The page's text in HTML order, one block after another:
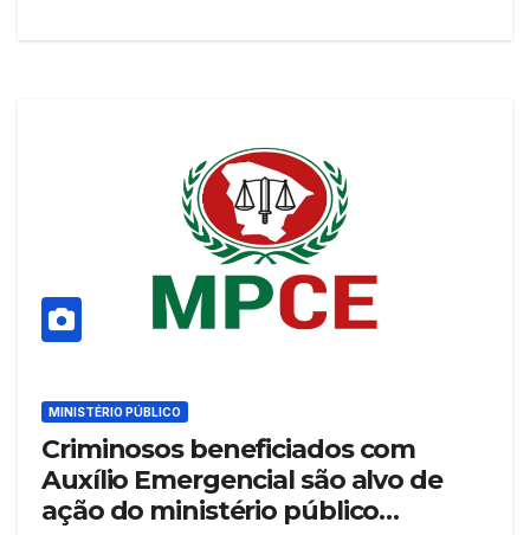
MINISTÉRIO PÚBLICO
Criminosos beneficiados com
Auxílio Emergencial são alvo de
ação do ministério público